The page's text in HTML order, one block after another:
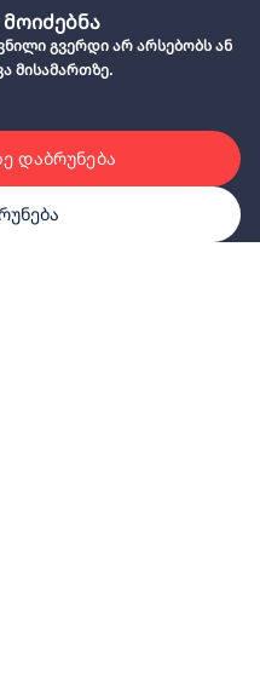
გვერდი არ არსებობს ან
მისამართზე.
დაბრუნება